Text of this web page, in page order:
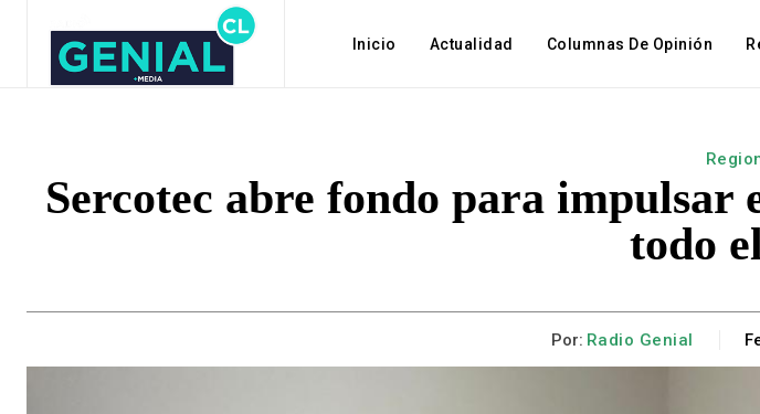
Inicio Actualidad Columnas De Opinión
Sercotec abre fondo para impulsar
todo
Por: Radio Genial